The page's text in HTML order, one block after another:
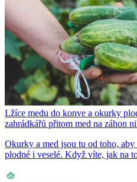
Lžíce medu do konve a okurky
zahrádkářů přitom med na záhon
Okurky a med jsou tu od toho,
plodné i veselé. Když víte, jak na